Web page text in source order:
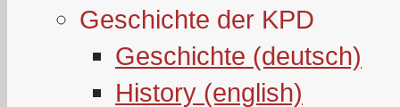
Geschichte der KPD
Geschichte (deutsch)
History (english)